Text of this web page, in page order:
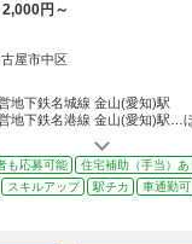
2,000円～
屋市中区
地下鉄名城線 金山(愛知)駅
地下鉄名港線 金山(愛知)駅…
も応募可能
住宅補助（手当）あ
スキルアップ 駅チカ 車通勤可